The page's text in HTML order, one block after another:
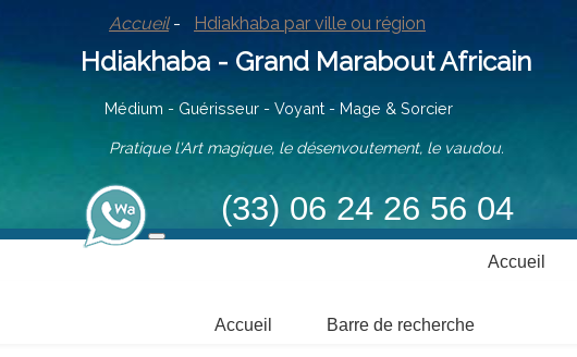
Accueil - Hdiakhaba par ville ou région
Hdiakhaba - Grand Marabout Africain
Médium - Guérisseur - Voyant - Mage & Sorcier
Pratique l'Art magique, le désenvoutement, le vaudou.
(33) 06 24 26 56 04
Accueil
Accueil Barre de recherche